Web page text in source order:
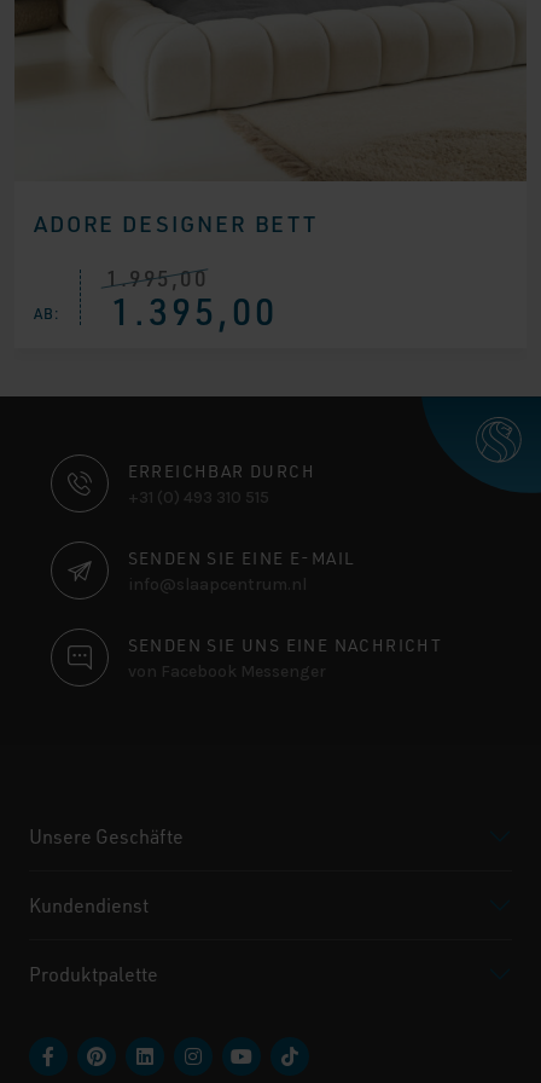
ADORE DESIGNER BETT
AB:
1.995,00
Ursprünglicher
Preis
war:1.395,00
Aktueller
Preis
ist:
KONTAKTINFORMATIONEN
ERREICHBAR DURCH
+31 (0) 493 310 515
SENDEN SIE EINE E-MAIL
info@slaapcentrum.nl
SENDEN SIE UNS EINE NACHRICHT
von Facebook Messenger
Unsere Geschäfte
Kundendienst
Produktpalette